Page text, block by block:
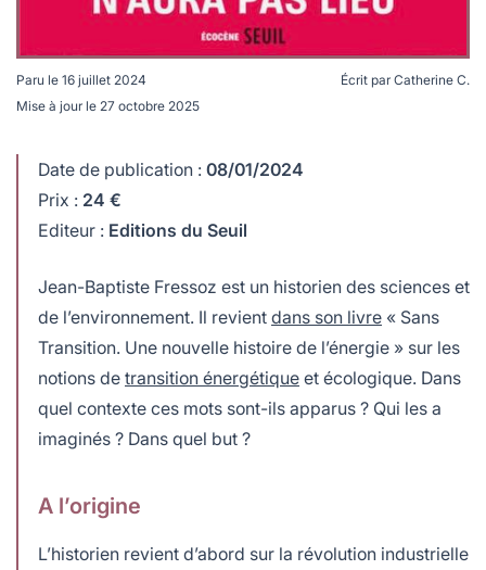
Paru le 16 juillet 2024
Mise à jour le 27 octobre 2025
Écrit par Catherine C.
Date de publication : 08/01/2024
Prix : 24 €
Editeur : Editions du Seuil
Jean-Baptiste Fressoz est un historien des sciences et
de l’environnement. Il revient dans son livre « Sans
Transition. Une nouvelle histoire de l’énergie » sur les
notions de transition énergétique et écologique. Dans
quel contexte ces mots sont-ils apparus ? Qui les a
imaginés ? Dans quel but ?
A l’origine
L’historien revient d’abord sur la révolution industrielle